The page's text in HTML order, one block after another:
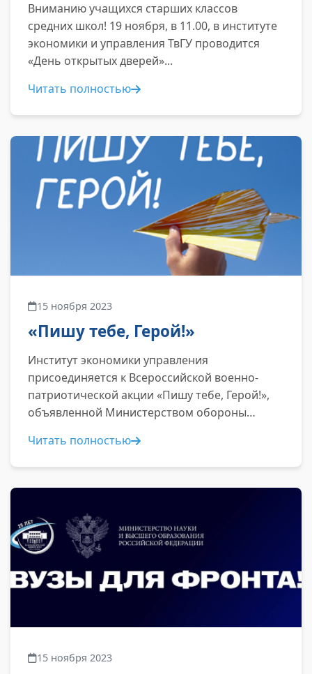
Вниманию учащихся старших классов
средних школ! 19 ноября, в 11.00, в институте
экономики и управления ТвГУ проводится
«День открытых дверей»...
Читать полностью
15 ноября 2023
«Пишу тебе, Герой!»
Институт экономики управления
присоединяется к Всероссийской военно-
патриотической акции «Пишу тебе, Герой!»,
объявленной Министерством обороны
Читать полностью
15 ноября 2023